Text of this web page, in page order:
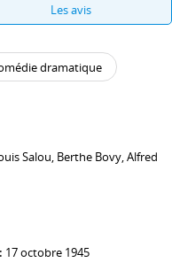
Les avis
dramatique
Salou, Berthe Bovy,Alfred
17 octobre 1945